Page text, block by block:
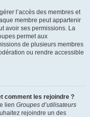
l’accès des membres et
membre peut appartenir
avoir ses permissions. La
permet aux
de plusieurs membres
ou rendre accessible
comment les rejoindre ?
lien Groupes d’utilisateurs
rejoindre un des